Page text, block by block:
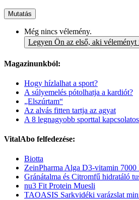
Mutatás
Még nincs vélemény.
Legyen Ön az első, aki
Magazinunkból:
Hogy hízlalhat a sport?
A súlyemelés pótolhatja a kardiót?
„Elszúrtam“
Az alvás fitten tartja az agyat
A 8 legnagyobb sporttal
VitalAbo felfedezése:
Biotta
ZeinPharma Alga D3-vitamin 7000
Gránátalma és Citromfű hidratáló
nu3 Fit Protein Muesli
TAOASIS Sarkvidéki varázslat